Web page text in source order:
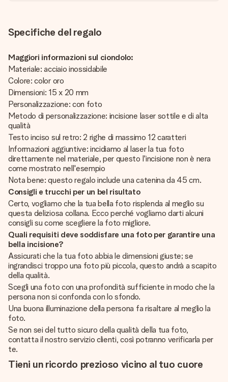
Specifiche del regalo
Maggiori informazioni sul ciondolo:
Materiale: acciaio inossidabile
Colore: color oro
Dimensioni: 15 x 20 mm
Personalizzazione: con foto
Metodo di personalizzazione: incisione laser sottile e di alta
qualità
Testo inciso sul retro: 2 righe di massimo 12 caratteri
Informazioni aggiuntive: incidiamo al laser la tua foto
direttamente nel materiale, per questo l'incisione non è nera
come mostrato nell'esempio
Nota bene: questo regalo include una catenina da 45 cm.
Consigli e trucchi per un bel risultato
Certo, vogliamo che la tua bella foto risplenda al meglio su
questa deliziosa collana. Ecco perché vogliamo darti alcuni
consigli su come scegliere la foto migliore.
Quali requisiti deve soddisfare una foto per garantire una
bella incisione?
Assicurati che la tua foto abbia le dimensioni giuste; se
ingrandisci troppo una foto più piccola, questo andrà a scapito
della qualità.
Scegli una foto con una profondità sufficiente in modo che la
persona non si confonda con lo sfondo.
Una buona illuminazione della persona fa risaltare al meglio la
foto.
Se non sei del tutto sicuro della qualità della tua foto,
contatta il nostro servizio clienti, così potranno verificarla per
te.
Tieni un ricordo prezioso vicino al tuo cuore